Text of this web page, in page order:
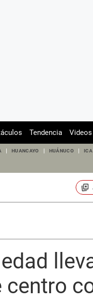
Tendencia Videos
HUANCAYO HUÁNUCO ICA
centro